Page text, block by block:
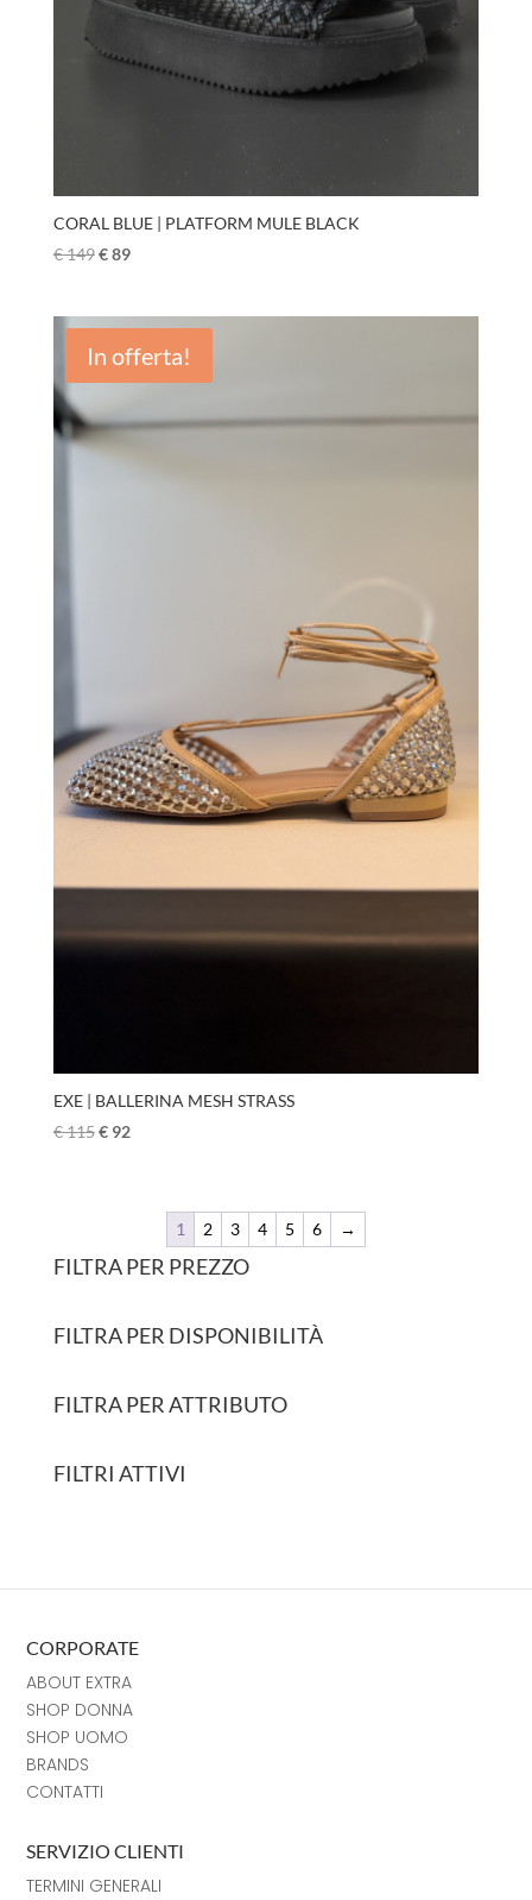
CORAL BLUE | PLATFORM MULE BLACK
€149€89
In offerta!
EXE | BALLERINA MESH STRASS
€115€92
1 2 3 4 5 6 →
FILTRA PER PREZZO
FILTRA PER DISPONIBILITÀ
FILTRA PER ATTRIBUTO
FILTRI ATTIVI
CORPORATE
ABOUT EXTRA
SHOP DONNA
SHOP UOMO
BRANDS
CONTATTI
SERVIZIO CLIENTI
TERMINI GENERALI